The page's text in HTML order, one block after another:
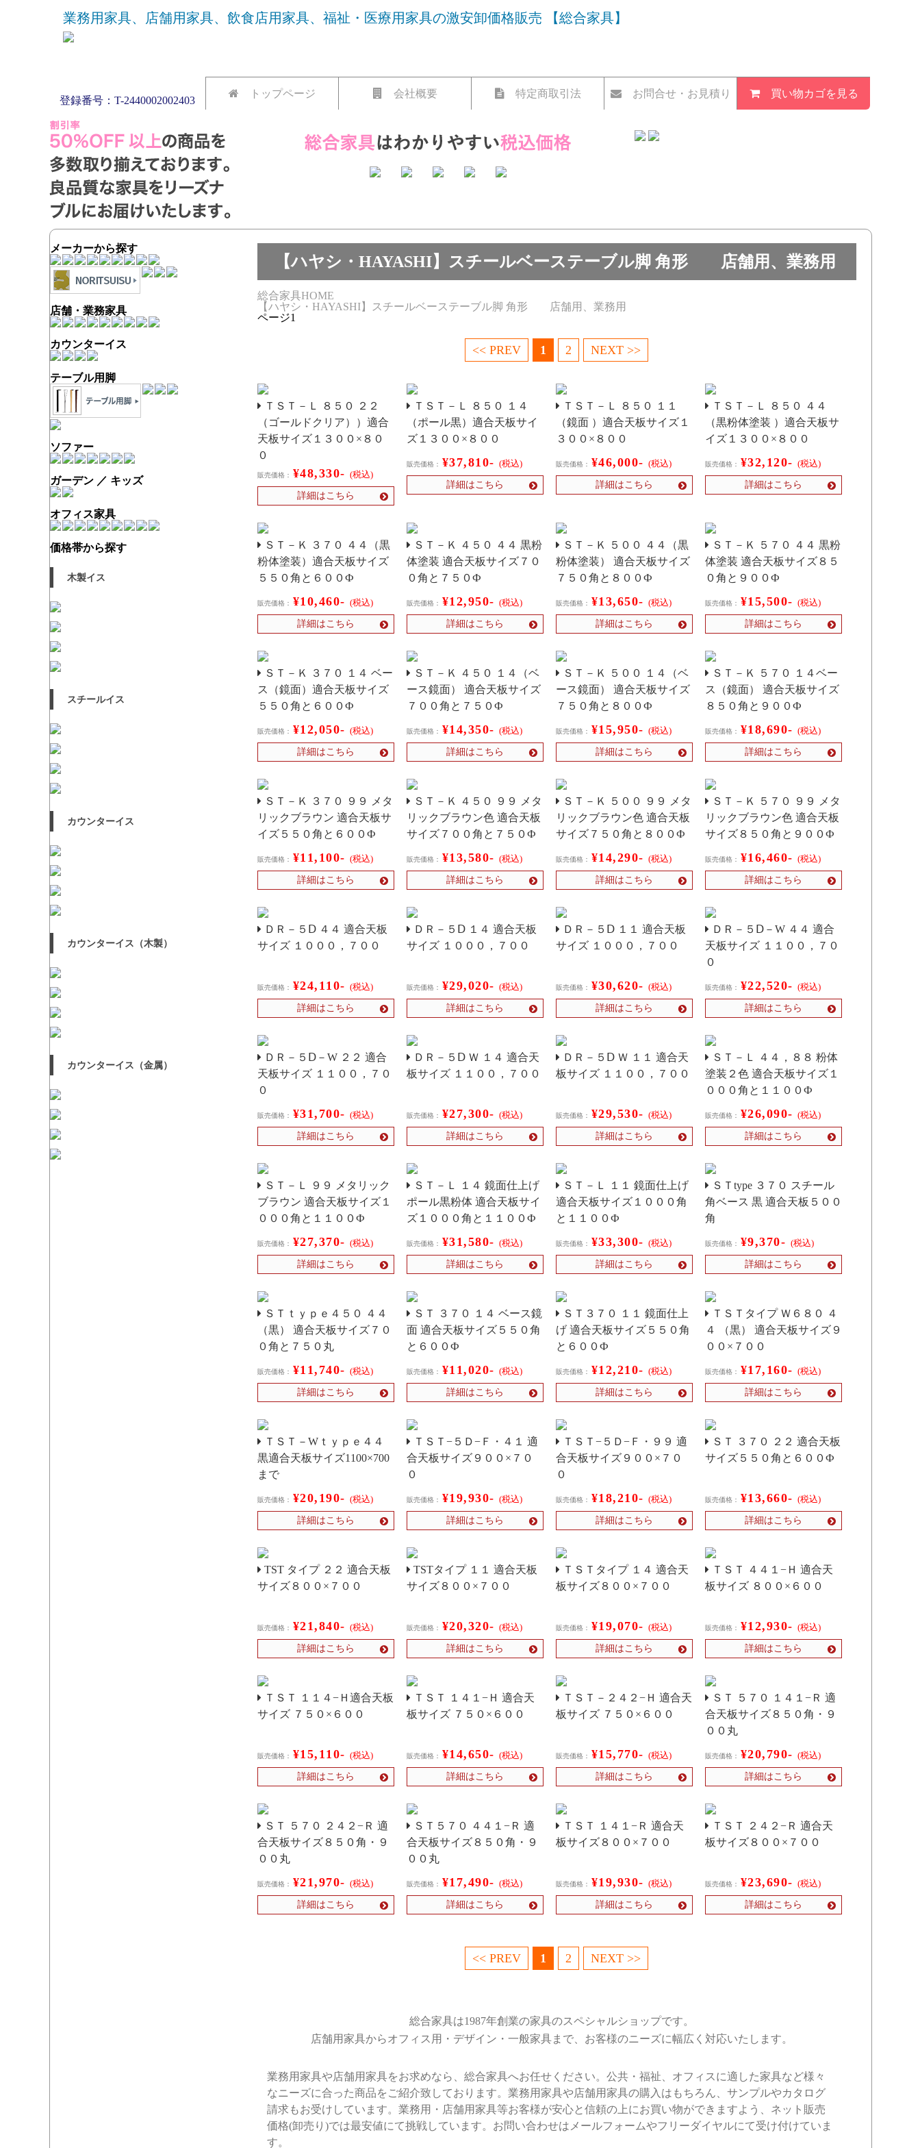
業務用家具、店舗用家具、飲食店用家具、福祉・医療用家具の激安卸価格販売 【総合家具】
登録番号：T-2440002002403
トップページ 会社概要 特定商取引法 お問合せ・お見積り 買い物カゴを見る
メーカーから探す
店舗・業務家具
カウンターイス
テーブル用脚
ソファー
ガーデン ／ キッズ
オフィス家具
価格帯から探す
木製イス
スチールイス
カウンターイス
カウンターイス（木製）
カウンターイス（金属）
【ハヤシ・HAYASHI】スチールベーステーブル脚 角形 店舗用、業務用
総合家具HOME
【ハヤシ・HAYASHI】スチールベーステーブル脚 角形 店舗用、業務用
ページ1
<< PREV 1 2 NEXT >>
ＴＳＴ－Ｌ ８５０ ２２
（ゴールドクリア））適合
天板サイズ１３００×８０
０
販売価格： ¥48,330- (税込)
詳細はこちら
ＴＳＴ－Ｌ ８５０ １４
（ポール黒）適合天板サイ
ズ１３００×８００
販売価格： ¥37,810- (税込)
詳細はこちら
ＴＳＴ－Ｌ ８５０ １１
（鏡面 ）適合天板サイズ１
３００×８００
販売価格： ¥46,000- (税込)
詳細はこちら
ＴＳＴ－Ｌ ８５０ ４４
（黒粉体塗装 ）適合天板サ
イズ１３００×８００
販売価格： ¥32,120- (税込)
詳細はこちら
ＳＴ－Ｋ ３７０ ４４（黒
粉体塗装）適合天板サイズ
５５０角と６００Ф
販売価格： ¥10,460- (税込)
詳細はこちら
ＳＴ－Ｋ ４５０ ４４ 黒粉
体塗装 適合天板サイズ７０
０角と７５０Ф
販売価格： ¥12,950- (税込)
詳細はこちら
ＳＴ－Ｋ ５００ ４４（黒
粉体塗装） 適合天板サイズ
７５０角と８００Ф
販売価格： ¥13,650- (税込)
詳細はこちら
ＳＴ－Ｋ ５７０ ４４ 黒粉
体塗装 適合天板サイズ８５
０角と９００Ф
販売価格： ¥15,500- (税込)
詳細はこちら
ＳＴ－Ｋ ３７０ １４ ベー
ス（鏡面）適合天板サイズ
５５０角と６００Ф
販売価格： ¥12,050- (税込)
詳細はこちら
ＳＴ－Ｋ ４５０ １４（ベ
ース鏡面） 適合天板サイズ
７００角と７５０Ф
販売価格： ¥14,350- (税込)
詳細はこちら
ＳＴ－Ｋ ５００ １４（ベ
ース鏡面） 適合天板サイズ
７５０角と８００Ф
販売価格： ¥15,950- (税込)
詳細はこちら
ＳＴ－Ｋ ５７０ １４ベー
ス（鏡面） 適合天板サイズ
８５０角と９００Ф
販売価格： ¥18,690- (税込)
詳細はこちら
ＳＴ－Ｋ ３７０ ９９ メタ
リックブラウン 適合天板サ
イズ５５０角と６００Ф
販売価格： ¥11,100- (税込)
詳細はこちら
ＳＴ－Ｋ ４５０ ９９ メタ
リックブラウン色 適合天板
サイズ７００角と７５０Ф
販売価格： ¥13,580- (税込)
詳細はこちら
ＳＴ－Ｋ ５００ ９９ メタ
リックブラウン色 適合天板
サイズ７５０角と８００Ф
販売価格： ¥14,290- (税込)
詳細はこちら
ＳＴ－Ｋ ５７０ ９９ メタ
リックブラウン色 適合天板
サイズ８５０角と９００Ф
販売価格： ¥16,460- (税込)
詳細はこちら
ＤＲ－５Ⅾ ４４ 適合天板
サイズ １０００，７００
販売価格： ¥24,110- (税込)
詳細はこちら
ＤＲ－５Ⅾ １４ 適合天板
サイズ １０００，７００
販売価格： ¥29,020- (税込)
詳細はこちら
ＤＲ－５Ⅾ １１ 適合天板
サイズ １０００，７００
販売価格： ¥30,620- (税込)
詳細はこちら
ＤＲ－５Ⅾ－W ４４ 適合
天板サイズ １１００，７０
０
販売価格： ¥22,520- (税込)
詳細はこちら
ＤＲ－５Ⅾ－W ２２ 適合
天板サイズ １１００，７０
０
販売価格： ¥31,700- (税込)
詳細はこちら
ＤＲ－５Ⅾ Ｗ １４ 適合天
板サイズ １１００，７００
販売価格： ¥27,300- (税込)
詳細はこちら
ＤＲ－５Ⅾ Ｗ １１ 適合天
板サイズ １１００，７００
販売価格： ¥29,530- (税込)
詳細はこちら
ＳＴ－Ｌ ４４，８８ 粉体
塗装２色 適合天板サイズ１
０００角と１１００Ф
販売価格： ¥26,090- (税込)
詳細はこちら
ＳＴ－Ｌ ９９ メタリック
ブラウン 適合天板サイズ１
０００角と１１００Ф
販売価格： ¥27,370- (税込)
詳細はこちら
ＳＴ－Ｌ １４ 鏡面仕上げ
ポール黒粉体 適合天板サイ
ズ１０００角と１１００Ф
販売価格： ¥31,580- (税込)
詳細はこちら
ＳＴ－Ｌ １１ 鏡面仕上げ
適合天板サイズ１０００角
と１１００Ф
販売価格： ¥33,300- (税込)
詳細はこちら
ＳＴtype ３７０ スチール
角ベース 黒 適合天板５００
角
販売価格： ¥9,370- (税込)
詳細はこちら
ＳＴｔｙｐｅ４５０ ４４
（黒） 適合天板サイズ７０
０角と７５０丸
販売価格： ¥11,740- (税込)
詳細はこちら
ＳＴ ３７０ １４ ベース鏡
面 適合天板サイズ５５０角
と６００Ф
販売価格： ¥11,020- (税込)
詳細はこちら
ＳＴ３７０ １１ 鏡面仕上
げ 適合天板サイズ５５０角
と６００Ф
販売価格： ¥12,210- (税込)
詳細はこちら
ＴＳＴタイプ Ｗ６８０ ４
４ （黒） 適合天板サイズ９
００×７００
販売価格： ¥17,160- (税込)
詳細はこちら
ＴＳＴ－Wｔｙｐｅ４４
黒適合天板サイズ1100×700
まで
販売価格： ¥20,190- (税込)
詳細はこちら
ＴＳＴ−５Ｄ−Ｆ・４１ 適
合天板サイズ９００×７０
０
販売価格： ¥19,930- (税込)
詳細はこちら
ＴＳＴ−５Ｄ−Ｆ・９９ 適
合天板サイズ９００×７０
０
販売価格： ¥18,210- (税込)
詳細はこちら
ＳＴ ３７０ ２２ 適合天板
サイズ５５０角と６００Ф
販売価格： ¥13,660- (税込)
詳細はこちら
TST タイプ ２２ 適合天板
サイズ８００×７００
販売価格： ¥21,840- (税込)
詳細はこちら
TSTタイプ １１ 適合天板
サイズ８００×７００
販売価格： ¥20,320- (税込)
詳細はこちら
ＴＳＴタイプ １４ 適合天
板サイズ８００×７００
販売価格： ¥19,070- (税込)
詳細はこちら
ＴＳＴ ４４１−Ｈ 適合天
板サイズ ８００×６００
販売価格： ¥12,930- (税込)
詳細はこちら
ＴＳＴ １１４−Ｈ適合天板
サイズ ７５０×６００
販売価格： ¥15,110- (税込)
詳細はこちら
ＴＳＴ １４１−Ｈ 適合天
板サイズ ７５０×６００
販売価格： ¥14,650- (税込)
詳細はこちら
ＴＳＴ－２４２−Ｈ 適合天
板サイズ ７５０×６００
販売価格： ¥15,770- (税込)
詳細はこちら
ＳＴ ５７０ １４１−Ｒ 適
合天板サイズ８５０角・９
００丸
販売価格： ¥20,790- (税込)
詳細はこちら
ＳＴ ５７０ ２４２−Ｒ 適
合天板サイズ８５０角・９
００丸
販売価格： ¥21,970- (税込)
詳細はこちら
ＳＴ５７０ ４４１−Ｒ 適
合天板サイズ８５０角・９
００丸
販売価格： ¥17,490- (税込)
詳細はこちら
ＴＳＴ １４１−Ｒ 適合天
板サイズ８００×７００
販売価格： ¥19,930- (税込)
詳細はこちら
ＴＳＴ ２４２−Ｒ 適合天
板サイズ８００×７００
販売価格： ¥23,690- (税込)
詳細はこちら
<< PREV 1 2 NEXT >>
総合家具は1987年創業の家具のスペシャルショップです。
店舗用家具からオフィス用・デザイン・一般家具まで、お客様のニーズに幅広く対応いたします。
業務用家具や店舗用家具をお求めなら、総合家具へお任せください。公共・福祉、オフィスに適した家具など様々
なニーズに合った商品をご紹介致しております。業務用家具や店舗用家具の購入はもちろん、サンプルやカタログ
請求もお受けしています。業務用・店舗用家具等お客様が安心と信頼の上にお買い物ができますよう、ネット販売
価格(卸売り)では最安値にて挑戦しています。お問い合わせはメールフォームやフリーダイヤルにて受け付けていま
す。